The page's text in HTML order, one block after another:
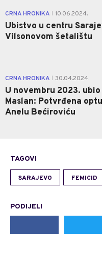
CRNA HRONIKA 10.06.2024.
Ubistvo u centru
Vilsonovom šetalištu
CRNA HRONIKA 30.04.2024.
U novembru 2023.
Maslan: Potvrđena
Anelu Bećiroviću
TAGOVI
SARAJEVO FEMICID
PODIJELI